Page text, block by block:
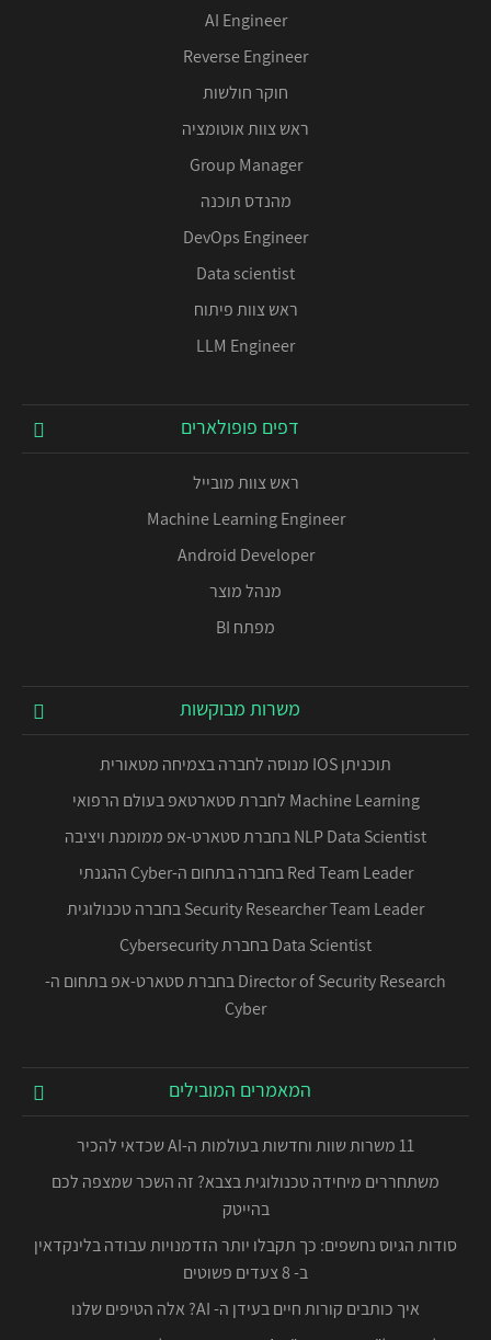
AI Engineer
Reverse Engineer
חוקר חולשות
ראש צוות אוטומציה
Group Manager
מהנדס תוכנה
DevOps Engineer
Data scientist
ראש צוות פיתוח
LLM Engineer
דפים פופולארים
ראש צוות מובייל
Machine Learning Engineer
Android Developer
מנהל מוצר
מפתח BI
משרות מבוקשות
תוכניתן IOS מנוסה לחברה בצמיחה מטאורית
Machine Learning לחברת סטארטאפ בעולם הרפואי
NLP Data Scientist בחברת סטארט-אפ ממומנת ויציבה
Red Team Leader בחברה בתחום ה-Cyber ההגנתי
Security Researcher Team Leader בחברה טכנולוגית
Data Scientist בחברת Cybersecurity
Director of Security Research בחברת סטארט-אפ בתחום ה-
Cyber
המאמרים המובילים
11 משרות שוות וחדשות בעולמות ה-AI שכדאי להכיר
משתחררים מיחידה טכנולוגית בצבא? זה השכר שמצפה לכם
בהייטק
סודות הגיוס נחשפים: כך תקבלו יותר הזדמנויות עבודה בלינקדאין
ב- 8 צעדים פשוטים
איך כותבים קורות חיים בעידן ה- AI? אלה הטיפים שלנו